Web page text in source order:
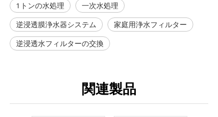
1トンの水処理
一次水処理
逆浸透膜浄水器システム
家庭用浄水フィルター
逆浸透水フィルターの交換
関連製品